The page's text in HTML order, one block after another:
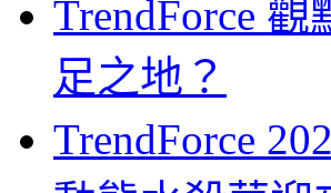
TrendForce
足之地？
TrendForce